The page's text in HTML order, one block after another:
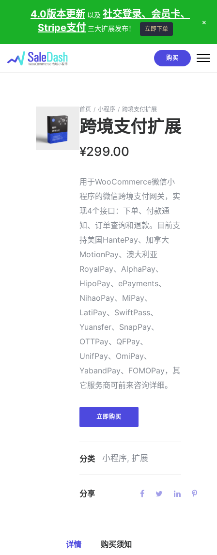
购买
首页 / 小程序 / 跨境支付扩展
跨境支付扩展
¥299.00
用于WooCommerce微信小
程序的微信跨境支付网关，实
现4个接口：下单、付款通
知、订单查询和退款。目前支
持美国HantePay、加拿大
MotionPay、澳大利亚
RoyalPay、AlphaPay、
HipoPay、ePayments、
NihaoPay、MiPay、
LatiPay、SwiftPass、
Yuansfer、SnapPay、
OTTPay、QFPay、
UnifPay、OmiPay、
YabandPay、FOMOPay，其
它服务商可前来咨询详细。
立即购买
分类 小程序, 扩展
分享
详情 购买须知
4.0版本更新 以及 社交登录、会员卡、
Stripe支付 三大扩展发布！ 立即下单
+